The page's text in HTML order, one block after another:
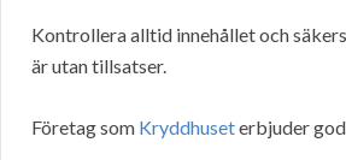
Kontrollera alltid innehållet och
är utan tillsatser.
Företag som Kryddhuseterbjuder